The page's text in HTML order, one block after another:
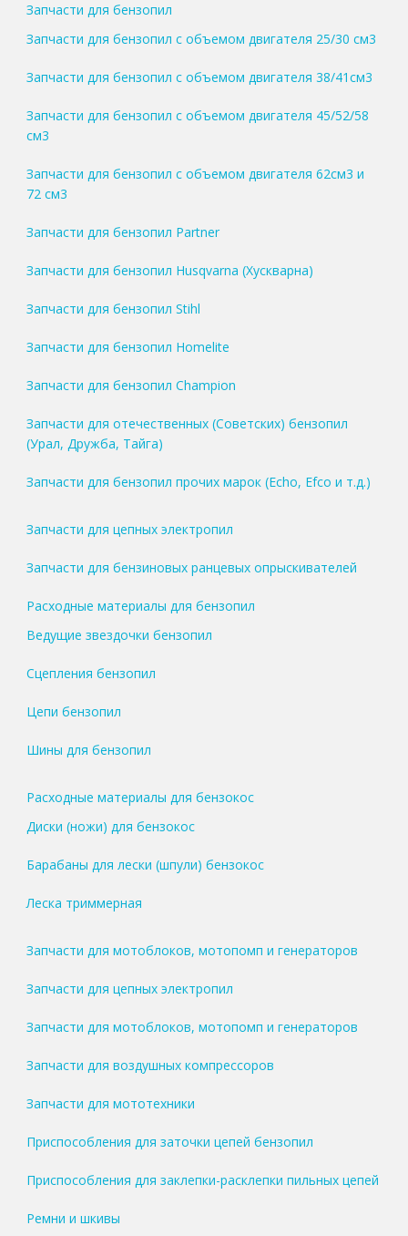
Запчасти для бензопил
Запчасти для бензопил с объемом двигателя 25/30 см3
Запчасти для бензопил с объемом двигателя 38/41см3
Запчасти для бензопил с объемом двигателя 45/52/58
см3
Запчасти для бензопил с объемом двигателя 62см3 и
72 см3
Запчасти для бензопил Partner
Запчасти для бензопил Husqvarna (Хускварна)
Запчасти для бензопил Stihl
Запчасти для бензопил Homelite
Запчасти для бензопил Champion
Запчасти для отечественных (Советских) бензопил
(Урал, Дружба, Тайга)
Запчасти для бензопил прочих марок (Echo, Efco и т.д.)
Запчасти для цепных электропил
Запчасти для бензиновых ранцевых опрыскивателей
Расходные материалы для бензопил
Ведущие звездочки бензопил
Сцепления бензопил
Цепи бензопил
Шины для бензопил
Расходные материалы для бензокос
Диски (ножи) для бензокос
Барабаны для лески (шпули) бензокос
Леска триммерная
Запчасти для мотоблоков, мотопомп и генераторов
Запчасти для цепных электропил
Запчасти для мотоблоков, мотопомп и генераторов
Запчасти для воздушных компрессоров
Запчасти для мототехники
Приспособления для заточки цепей бензопил
Приспособления для заклепки-расклепки пильных цепей
Ремни и шкивы